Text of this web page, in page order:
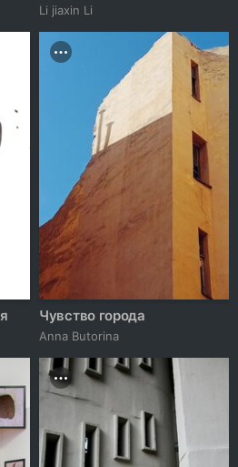
Li jiaxin Li
Чувство города
Anna Butorina